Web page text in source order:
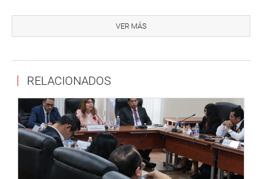
El viceministro de Salud respaldó la iniciativa y coincidió
en la necesidad de un análisis técnico-científico con la
de impulsar políticas que fortalezcan la salud mental en
el país, asegurando que este importante avance
normativo sea implementado de manera efectiva y en
beneficio de la ciudadanía.
DESPACHO CONGRESAL
VER MÁS
RELACIONADOS